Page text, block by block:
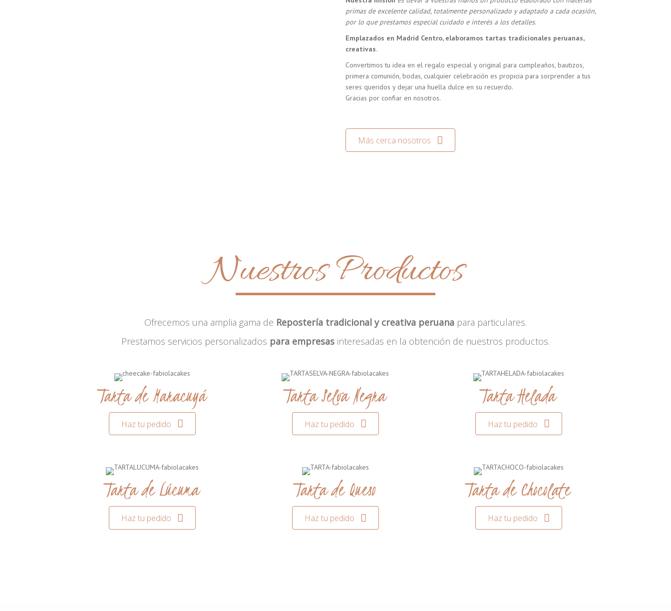
primas de excelente calidad, totalmente personalizado y adaptado a cada ocasión,
por lo que prestamos especial cuidado e interés a los detalles.
Emplazados en Madrid Centro, elaboramos tartas tradicionales peruanas,
creativas.
Convertimos tu idea en el regalo especial y original para cumpleaños, bautizos,
primera comunión, bodas, cualquier celebración es propicia para sorprender a tus
seres queridos y dejar una huella dulce en su recuerdo.
Gracias por confiar en nosotros.
Más cerca nosotros
Nuestros Productos
Ofrecemos una amplia gama de Repostería tradicional y creativa peruana para particulares.
Prestamos servicios personalizados para empresas interesadas en la obtención de nuestros productos.
Tarta de Maracuyá
Haz tu pedido
Tarta Selva Negra
Haz tu pedido
Tarta Helada
Haz tu pedido
Tarta de Lúcuma
Haz tu pedido
Tarta de Queso
Haz tu pedido
Tarta de Chocolate
Haz tu pedido